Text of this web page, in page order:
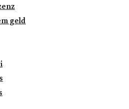
geld